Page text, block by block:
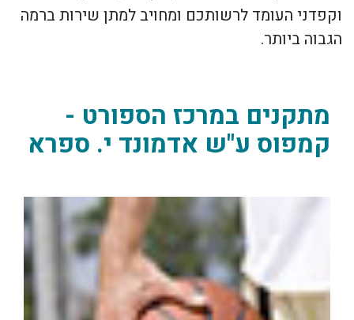
וקפדני העומד לרשותכם ומחויב למתן שירות ברמה
הגבוה ביותר.
מתקנים במרכז הספורט -
קמפוס ע"ש אדמונד י. ספרא